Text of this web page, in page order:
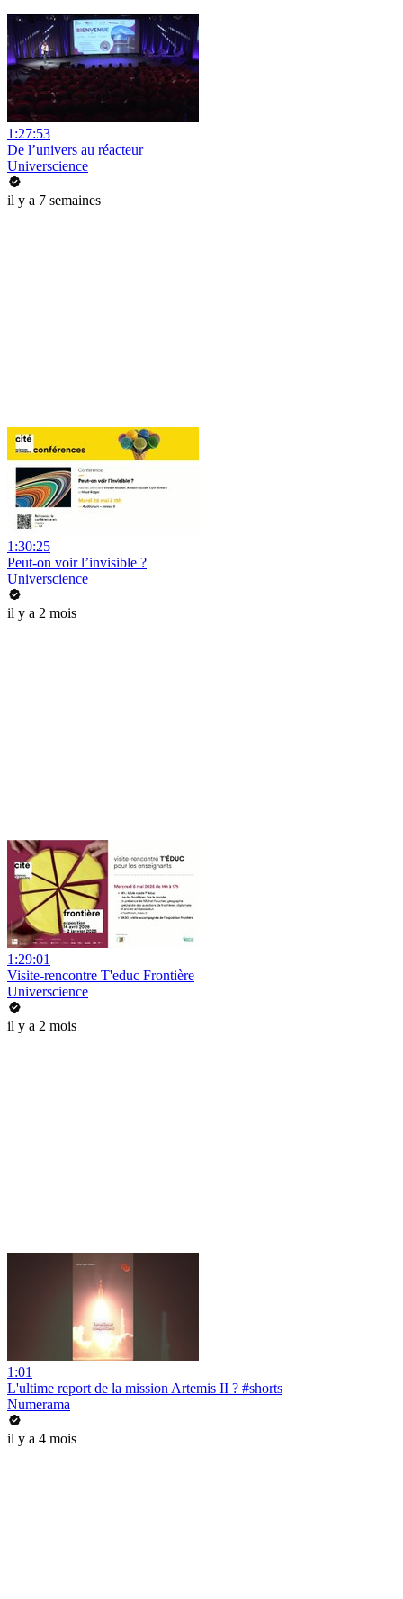
1:27:53
De l’univers au réacteur
Universcience
il y a 7 semaines
1:30:25
Peut-on voir l’invisible ?
Universcience
il y a 2 mois
1:29:01
Visite-rencontre T'educ Frontière
Universcience
il y a 2 mois
1:01
L'ultime report de la mission Artemis II ? #shorts
Numerama
il y a 4 mois